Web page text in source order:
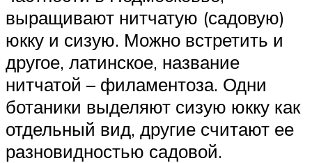
выращивают нитчатую (садовую)
юкку и сизую. Можно встретить и
другое, латинское, название
нитчатой – филаментоза. Одни
ботаники выделяют сизую юкку как
отдельный вид, другие считают ее
разновидностью садовой.